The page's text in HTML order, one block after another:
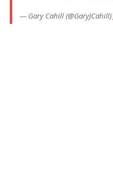
— Gary Cahill (@GaryJCahill)